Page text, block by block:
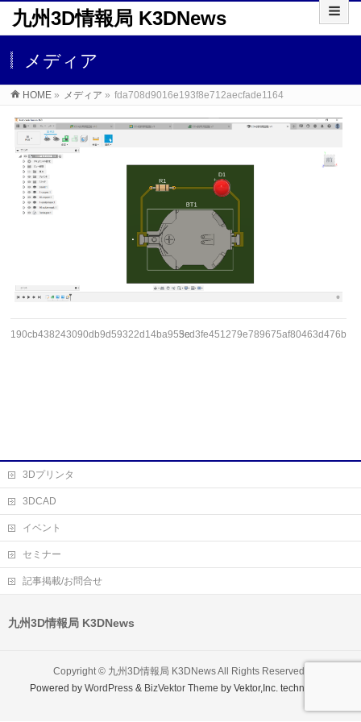
九州3D情報局 K3DNews
メディア
HOME » メディア » fda708d9016e193f8e712aecfade1164
190cb438243090db9d59322d14ba955e3cd3fe451279e789675af80463d476bf
3Dプリンタ
3DCAD
イベント
セミナー
記事掲載/お問合せ
九州3D情報局 K3DNews
Copyright © 九州3D情報局 K3DNewsAll Rights Reserved.
Powered byWordPress & BizVektor Theme by Vektor,Inc. technology.